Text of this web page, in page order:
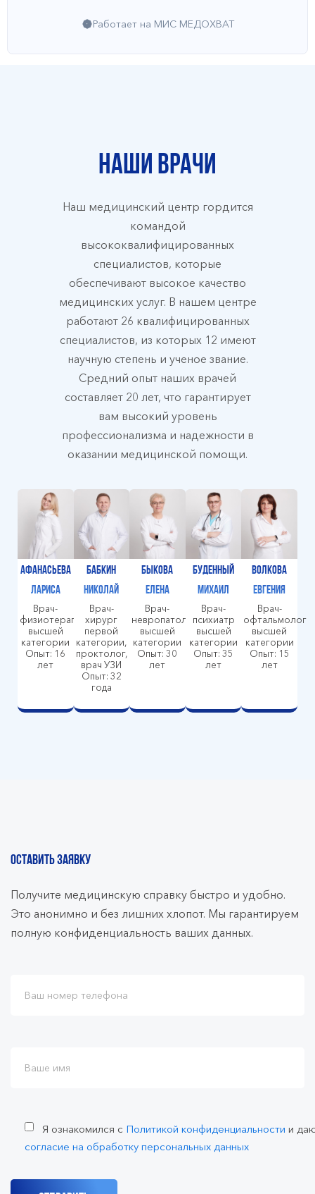
Работает на МИС МЕДОХВАТ
Наши врачи
Наш медицинский центр гордится
командой
высококвалифицированных
специалистов, которые
обеспечивают высокое качество
медицинских услуг. В нашем центре
работают 26 квалифицированных
специалистов, из которых 12 имеют
научную степень и ученое звание.
Средний опыт наших врачей
составляет 20 лет, что гарантирует
вам высокий уровень
профессионализма и надежности в
оказании медицинской помощи.
Афанасьева
Лариса
Врач-
физиотерапевт
высшей
категории
Опыт: 16
лет
Бабкин
Николай
Врач-
хирург
первой
категории,
проктолог,
врач УЗИ
Опыт: 32
года
Быкова
Елена
Врач-
невропатолог
высшей
категории
Опыт: 30
лет
Буденный
Михаил
Врач-
психиатр
высшей
категории
Опыт: 35
лет
Волкова
Евгения
Врач-
офтальмолог
высшей
категории
Опыт: 15
лет
ОСТАВИТЬ ЗАЯВКУ
Получите медицинскую справку быстро и удобно.
Это анонимно и без лишних хлопот. Мы гарантируем
полную конфиденциальность ваших данных.
Я ознакомился с Политикой конфиденциальности и
согласие на обработку персональных данных